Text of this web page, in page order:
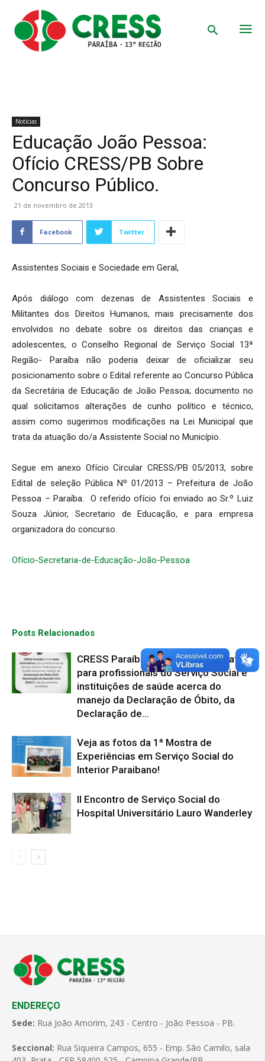
Notícias
Educação João Pessoa:
Ofício CRESS/PB Sobre
Concurso Público.
21 de novembro de 2013
Facebook Twitter
Assistentes Sociais e Sociedade em Geral,
Após diálogo com dezenas de Assistentes Sociais e
Militantes dos Direitos Humanos, mais precisamente dos
envolvidos no debate sobre os direitos das crianças e
adolescentes, o Conselho Regional de Serviço Social 13ª
Região- Paraíba não poderia deixar de oficializar seu
posicionamento sobre o Edital referente ao Concurso Pública
da Secretária de Educação de João Pessoa; documento no
qual solicitamos alterações de cunho político e técnico,
assim como sugerimos modificações na Lei Municipal que
trata da atuação do/a Assistente Social no Município.
Segue em anexo Ofício Circular CRESS/PB 05/2013, sobre
Edital de seleção Pública Nº 01/2013 – Prefeitura de João
Pessoa – Paraíba. O referido ofício foi enviado ao Sr.º Luiz
Souza Júnior, Secretario de Educação, e para empresa
organizadora do concurso.
Ofício-Secretaria-de-Educação-João-Pessoa
Posts Relacionados
CRESS Paraíba emite Nota Orientativa
para profissionais do Serviço Social e
instituições de saúde acerca do
manejo da Declaração de Óbito, da
Declaração de...
Veja as fotos da 1ª Mostra de
Experiências em Serviço Social do
Interior Paraibano!
II Encontro de Serviço Social do
Hospital Universitário Lauro Wanderley
ENDEREÇO
Sede: Rua João Amorim, 243 - Centro - João Pessoa - PB.
Seccional: Rua Siqueira Campos, 655 - Emp. São Camilo, sala